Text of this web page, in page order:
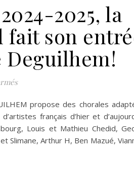
2025, la
son
Deguilhem!
sur Nouveau.. à la rentrée 2024-
propose des chorales
français d’hier et
Louis et Mathieu Chedid,
Slimane, Arthur H, Ben Mazué,